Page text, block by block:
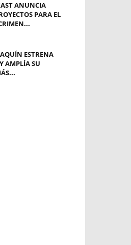
ANUNCIA
PARA EL
ESTRENA
AMPLÍA SU